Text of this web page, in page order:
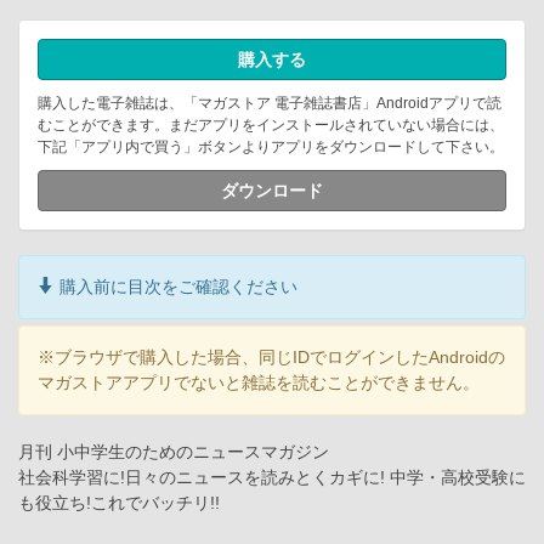
購入する
購入した電子雑誌は、「マガストア 電子雑誌書店」Androidアプリで読
むことができます。まだアプリをインストールされていない場合には、
下記「アプリ内で買う」ボタンよりアプリをダウンロードして下さい。
ダウンロード
購入前に目次をご確認ください
※ブラウザで購入した場合、同じIDでログインしたAndroidの
マガストアアプリでないと雑誌を読むことができません。
月刊 小中学生のためのニュースマガジン
社会科学習に!日々のニュースを読みとくカギに! 中学・高校受験に
も役立ち!これでバッチリ!!